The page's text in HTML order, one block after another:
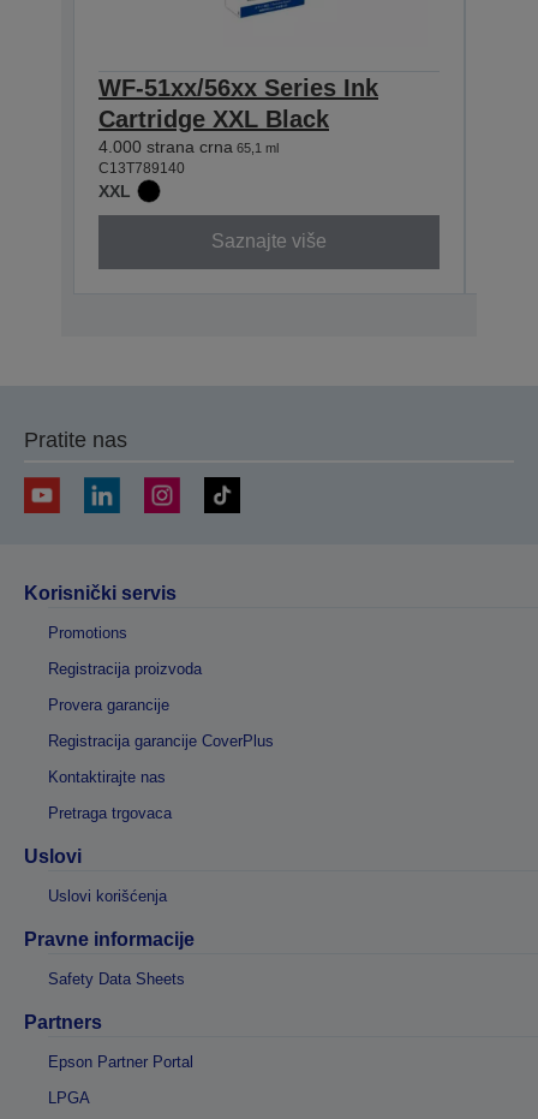
WF-51xx/56xx Series Ink
Cartridge XXL Black
4.000 strana crna 65,1 ml
C13T789140
XXL
Saznajte više
Pratite nas
Korisnički servis
Promotions
Registracija proizvoda
Provera garancije
Registracija garancije CoverPlus
Kontaktirajte nas
Pretraga trgovaca
Uslovi
Uslovi korišćenja
Pravne informacije
Safety Data Sheets
Partners
Epson Partner Portal
LPGA